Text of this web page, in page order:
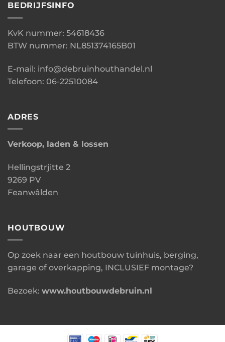
BEDRIJFSINFO
KvK nummer: 54618436
BTW nummer: NL851374165B01
E-mail: info@debruinhouthandel.nl
Telefoon: 06-22510084
ADRES
Verkoop, laden & lossen
Hellingstrjitte 2
9269 PV
Feanwâlden
HOUTBOUW
Op zoek naar een houtbouw tuinhuis, berging,
garage of overkapping, INCLUSIEF montage?
Bezoek: www.houtbouwdebruin.nl